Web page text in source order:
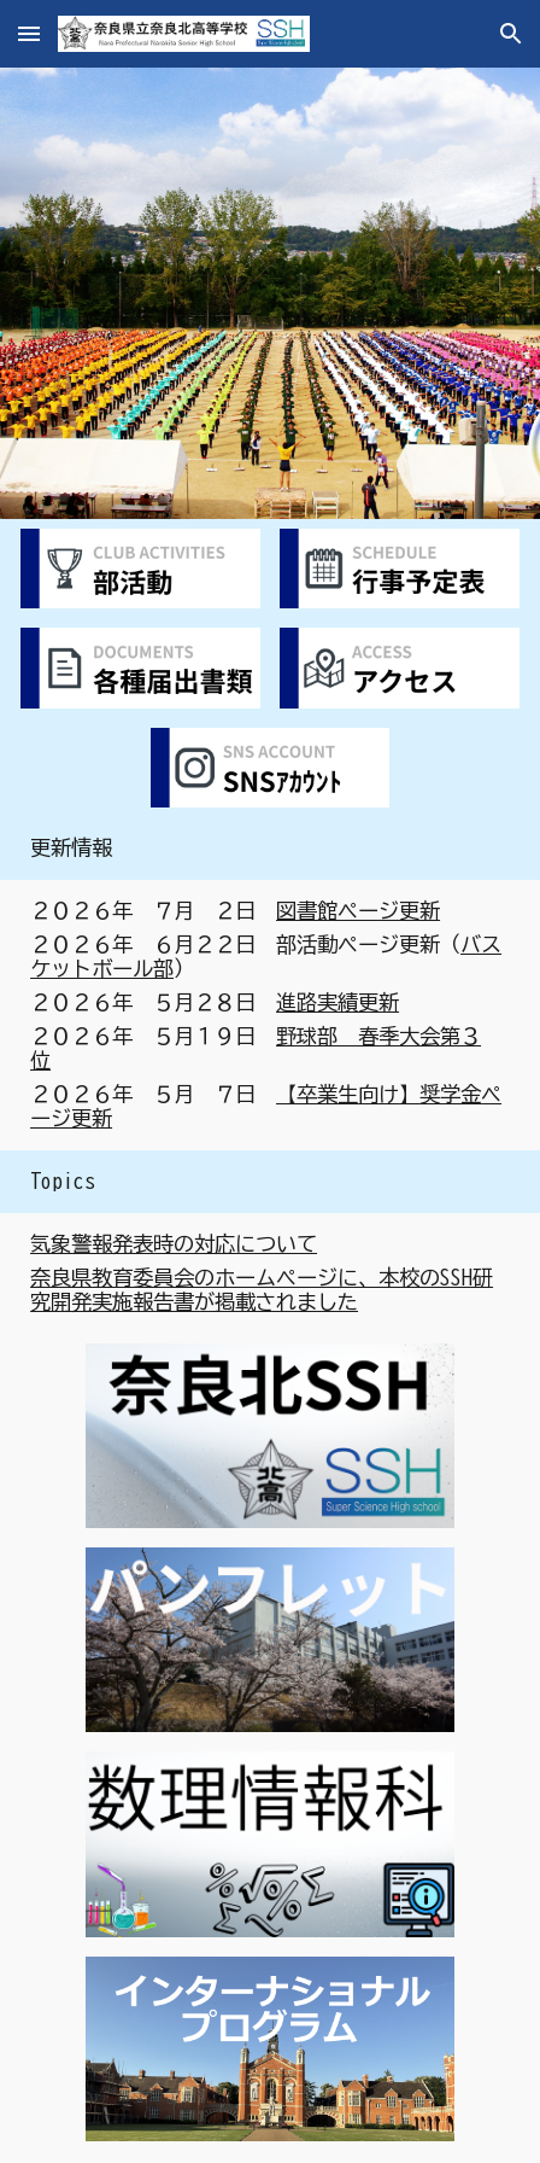
Skip to main content Skip to navigation
更新情報
２０２６年 ７ 月 ２日
図書館ページ更新
２０２６年
６ 月 ２２ 日部活動ページ更新（ バス
ケットボール部）
２０２６年 ５月 ２８ 日進路実績更新
２０２６年 ５月１９日 野球部 春季大会第３
位
２０２６年
５ 月 ７ 日 【卒業生向け】奨学金ペ
ージ更新
Topics
気象警報発表時の対応について
奈良県教育委員会のホームページに、本校のSSH研
究開発実施報告書が掲載されました